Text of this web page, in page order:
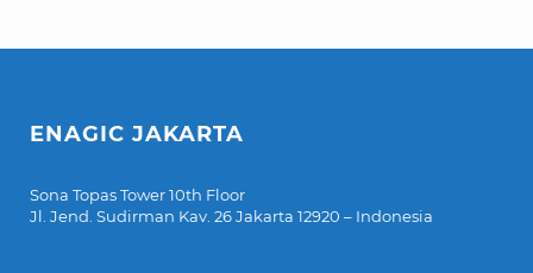
ENAGIC JAKARTA
Sona Topas Tower 10th Floor
Jl. Jend. Sudirman Kav. 26 Jakarta 12920 – Indonesia